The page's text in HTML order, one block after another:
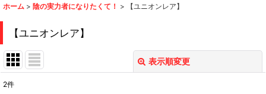
ホーム > 陰の実力者になりたくて！ > 【ユニオンレア】
【ユニオンレア】
表示順変更
2件